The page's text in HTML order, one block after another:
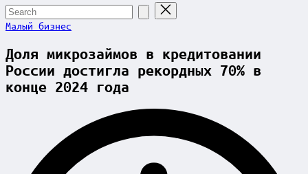
Search
for:
Posted
Малый бизнес
Доля микрозаймов в кредитовании
России достигла рекордных 70% в
конце 2024 года